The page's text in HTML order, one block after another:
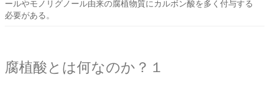
ールやモノリグノール由来の腐植物質にカルボン酸を多く付与する
必要がある。
腐植酸とは何なのか？１